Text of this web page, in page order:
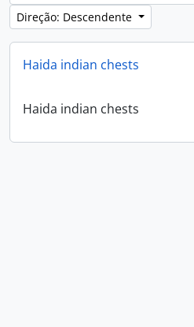
Direção: Descendente
Haida indian chests
Haida indian chests